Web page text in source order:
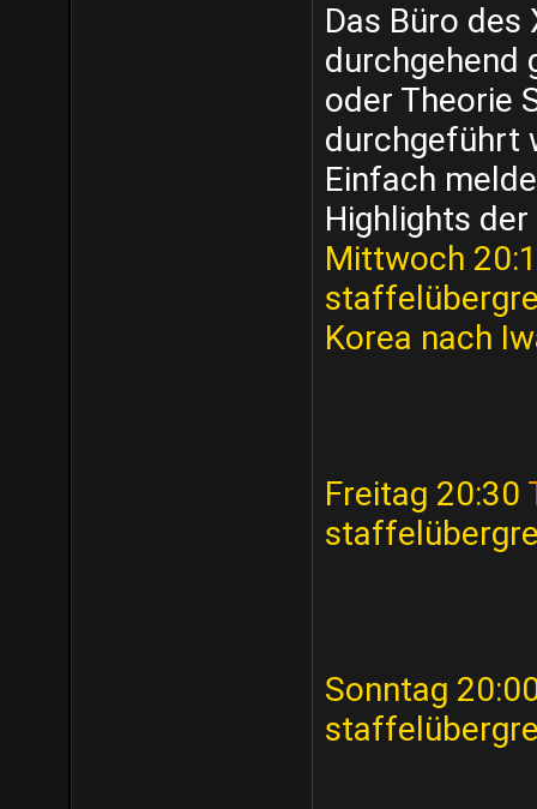
Das Büro
durchgehend
oder Theorie
durchgeführt
Einfach
Highlights der
Mittwoch
Korea nach
Freitag 20:30
Sonntag